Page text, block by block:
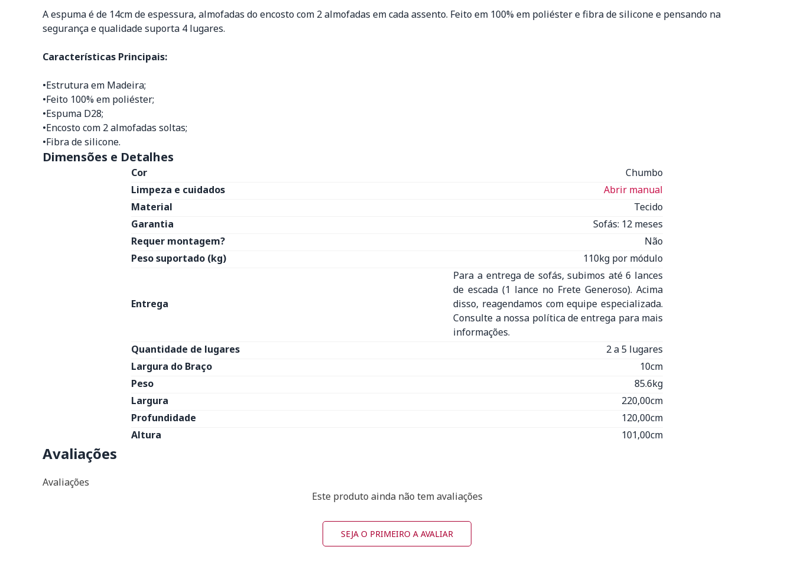
A espuma é de 14cm de espessura, almofadas do encosto com 2 almofadas em cada assento. Feito em 100% em poliéster e fibra de silicone e pensando na
segurança e qualidade suporta 4 lugares.
Características Principais:
•Estrutura em Madeira;
•Feito 100% em poliéster;
•Espuma D28;
•Encosto com 2 almofadas soltas;
•Fibra de silicone.
Dimensões e Detalhes
Cor
Chumbo
Limpeza e cuidados
Abrir manual
Material
Tecido
Garantia
Sofás: 12 meses
Requer montagem?
Não
Peso suportado (kg)
110kg por módulo
Entrega
Para a entrega de sofás, subimos até 6 lances
de escada (1 lance no Frete Generoso). Acima
disso, reagendamos com equipe especializada.
Consulte a nossa política de entrega para mais
informações.
Quantidade de lugares
2 a 5 lugares
Largura do Braço
10cm
Peso
85.6kg
Largura
220,00cm
Profundidade
120,00cm
Altura
101,00cm
Avaliações
Avaliações
Este produto ainda não tem avaliações
SEJA O PRIMEIRO A AVALIAR